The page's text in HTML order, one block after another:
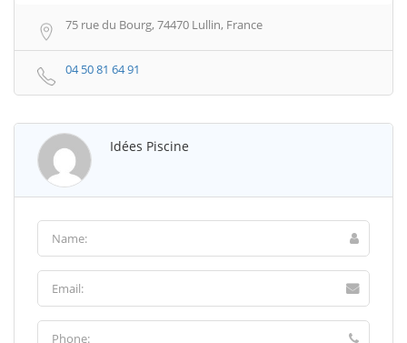
75 rue du Bourg, 74470 Lullin, France
04 50 81 64 91
Idées Piscine